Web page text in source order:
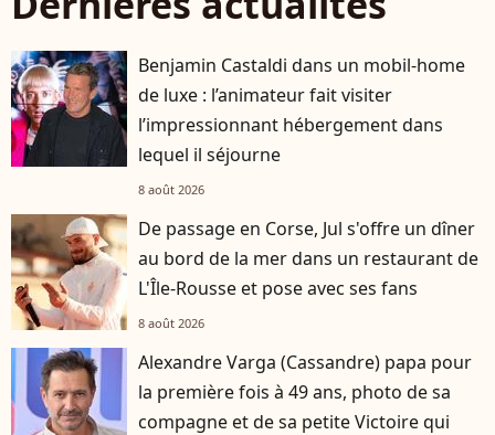
Benjamin Castaldi dans un mobil-home
de luxe : l’animateur fait visiter
l’impressionnant hébergement dans
lequel il séjourne
8 août 2026
De passage en Corse, Jul s'offre un dîner
au bord de la mer dans un restaurant de
L'Île-Rousse et pose avec ses fans
8 août 2026
Alexandre Varga (Cassandre) papa pour
la première fois à 49 ans, photo de sa
compagne et de sa petite Victoire qui